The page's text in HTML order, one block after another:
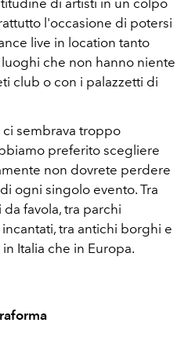
di artisti in un colpo
l'occasione di potersi
live in location tanto
che non hanno niente
club o con i palazzetti di
ci sembrava troppo
preferito scegliere
non dovrete perdere
ogni singolo evento. Tra
favola, tra parchi
tra antichi borghi e
Italia che in Europa.